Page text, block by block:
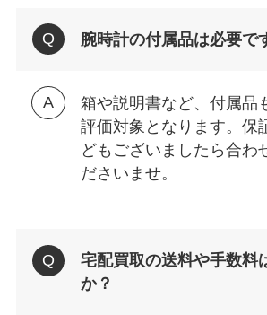
腕時計の付属品は必要で
箱や説明書など、付属品
評価対象となります。保
どもございましたら合わ
ださいませ。
宅配買取の送料や手数料
か？